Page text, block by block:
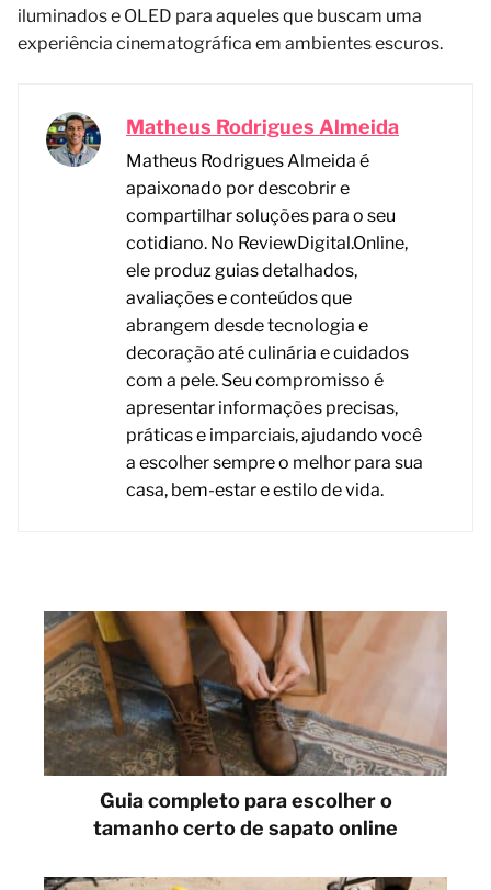
iluminados e OLED para aqueles que buscam uma
experiência cinematográfica em ambientes escuros.
Matheus Rodrigues Almeida
Matheus Rodrigues Almeida é
apaixonado por descobrir e
compartilhar soluções para o seu
cotidiano. No ReviewDigital.Online,
ele produz guias detalhados,
avaliações e conteúdos que
abrangem desde tecnologia e
decoração até culinária e cuidados
com a pele. Seu compromisso é
apresentar informações precisas,
práticas e imparciais, ajudando você
a escolher sempre o melhor para sua
casa, bem-estar e estilo de vida.
Guia completo para escolher o
tamanho certo de sapato online